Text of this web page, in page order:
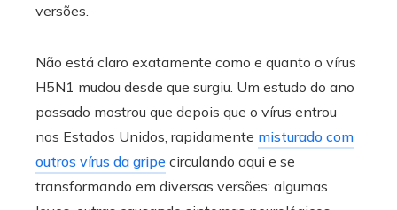
versões.
Não está claro exatamente como e quanto o vírus
H5N1 mudou desde que surgiu. Um estudo do ano
passado mostrou que depois que o vírus entrou
nos Estados Unidos, rapidamente misturado com
outros vírus da gripe circulando aqui e se
transformando em diversas versões: algumas